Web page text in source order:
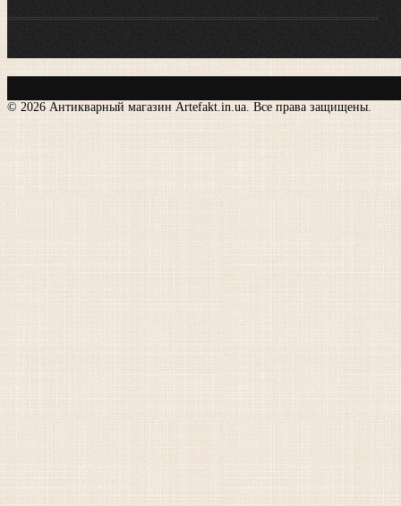
© 2026 Антикварный магазин Artefakt.in.ua. Все права защищены.